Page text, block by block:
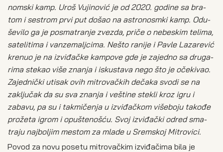
nom­ski kamp. Uroš Vuji­no­vić je od 2020. godine sa bra­
tom i sestrom prvi put došao na astro­nosmki kamp. Odu­
še­vi­lo ga je posma­tra­nje zve­zda, pri­če o nebe­skim teli­ma,
sate­li­ti­ma i van­ze­malj­ci­ma. Nešto rani­je i Pavle Laza­re­vić
kre­nuo je na izvi­đač­ke kam­po­ve gde je zajed­no sa dru­ga­
ri­ma ste­kao više zna­nja i isku­sta­va nego što je oče­ki­vao.
Zajed­nič­ki uti­sak ovih mitro­vač­kih deča­ka svo­di se na
zaklju­čak da su sva zna­nja i vešti­ne ste­kli kroz igru i
zaba­vu, pa su i tak­mi­če­nja u izvi­đač­kom više­bo­ju tako­đe
pro­že­ta igrom i opu­šte­no­šću. Svoj izvi­đač­ki odred sma­
tra­ju naj­bo­ljim mestom za mla­de u Srem­skoj Mitro­vi­ci.
Povod za novu pose­tu mitro­vač­kim izvi­đa­či­ma bila je